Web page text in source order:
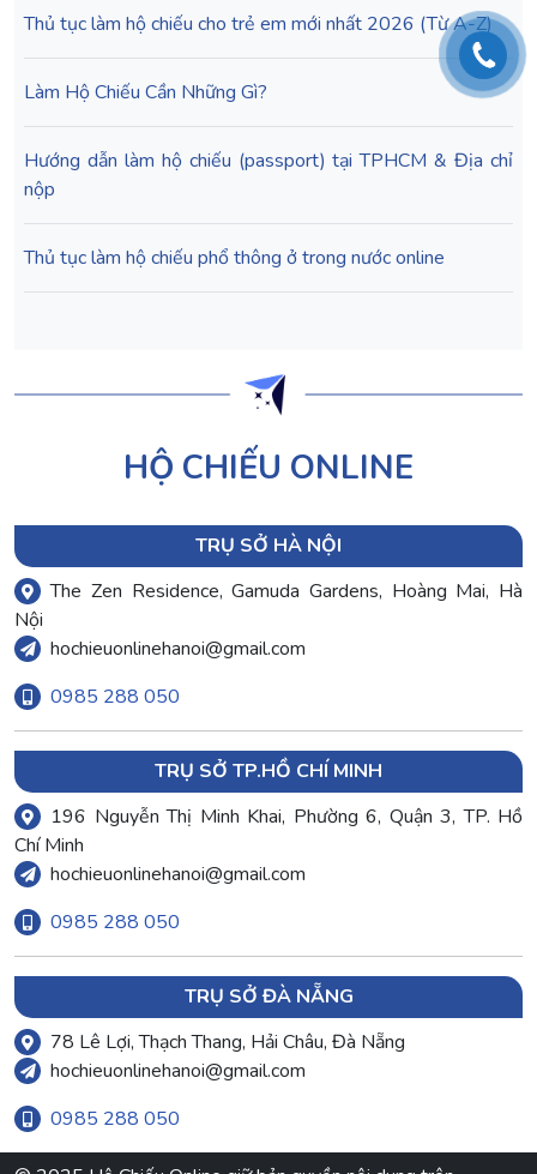
Thủ tục làm hộ chiếu cho trẻ em mới nhất 2026 (Từ A-Z)
Làm Hộ Chiếu Cần Những Gì?
Hướng dẫn làm hộ chiếu (passport) tại TPHCM & Địa chỉ
nộp
Thủ tục làm hộ chiếu phổ thông ở trong nước online
HỘ CHIẾU ONLINE
TRỤ SỞ HÀ NỘI
The Zen Residence, Gamuda Gardens, Hoàng Mai, Hà
Nội
hochieuonlinehanoi@gmail.com
0985 288 050
TRỤ SỞ TP.HỒ CHÍ MINH
196 Nguyễn Thị Minh Khai, Phường 6, Quận 3, TP. Hồ
Chí Minh
hochieuonlinehanoi@gmail.com
0985 288 050
TRỤ SỞ ĐÀ NẴNG
78 Lê Lợi, Thạch Thang, Hải Châu, Đà Nẵng
hochieuonlinehanoi@gmail.com
0985 288 050